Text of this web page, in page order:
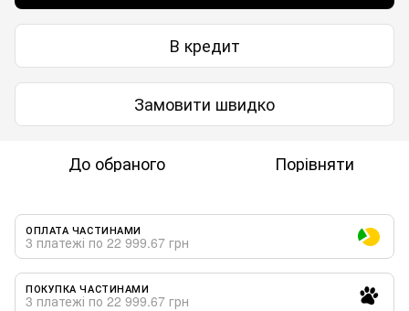
В кредит
Замовити швидко
До обраного Порівняти
ОПЛАТА ЧАСТИНАМИ
3 платежі по 22 999.67 грн
ПОКУПКА ЧАСТИНАМИ
3 платежі по 22 999.67 грн